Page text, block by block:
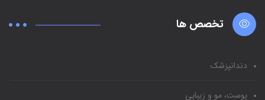
تخصص ها
دندانپزشک
پوست، مو و زیبایی